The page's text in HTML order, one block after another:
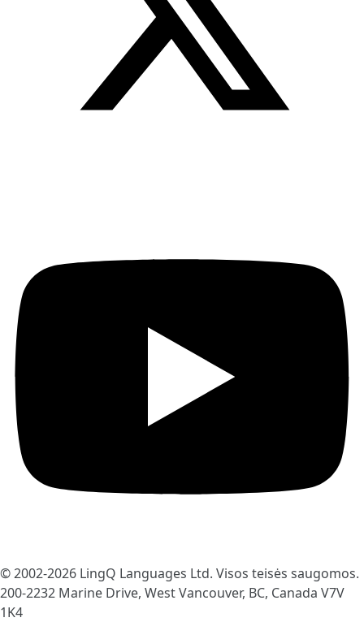
© 2002-2026 LingQ Languages Ltd. Visos teisės saugomos.
200-2232 Marine Drive, West Vancouver, BC, Canada V7V
1K4